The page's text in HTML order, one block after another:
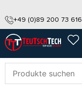
+49 (0)89 200 73 616